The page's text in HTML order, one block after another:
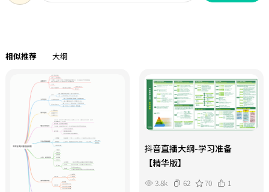
同的合香理念和标准。
相似推荐 大纲
抖音直播大纲-学习准备
【精华版】
3.8k 62 70
1